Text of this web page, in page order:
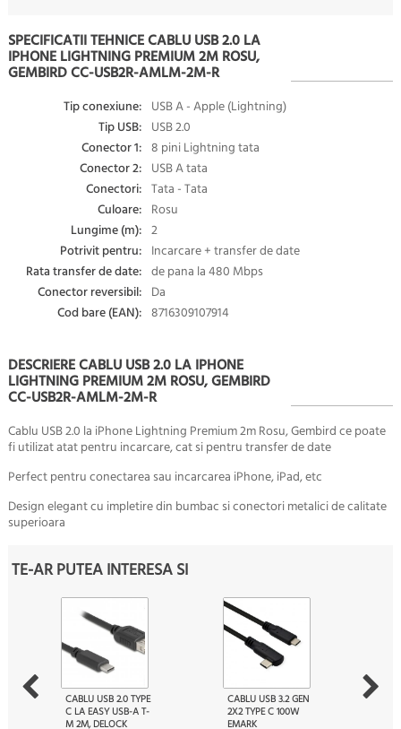
SPECIFICATII TEHNICE CABLU USB 2.0 LA
IPHONE LIGHTNING PREMIUM 2M ROSU,
GEMBIRD CC-USB2R-AMLM-2M-R
Tip conexiune: USB A - Apple (Lightning)
Tip USB: USB 2.0
Conector 1: 8 pini Lightning tata
Conector 2: USB A tata
Conectori: Tata - Tata
Culoare: Rosu
Lungime (m): 2
Potrivit pentru: Incarcare + transfer de date
Rata transfer de date: de pana la 480 Mbps
Conector reversibil: Da
Cod bare (EAN): 8716309107914
DESCRIERE CABLU USB 2.0 LA IPHONE
LIGHTNING PREMIUM 2M ROSU, GEMBIRD
CC-USB2R-AMLM-2M-R
Cablu USB 2.0 la iPhone Lightning Premium 2m Rosu, Gembird ce poate
fi utilizat atat pentru incarcare, cat si pentru transfer de date
Perfect pentru conectarea sau incarcarea iPhone, iPad, etc
Design elegant cu impletire din bumbac si conectori metalici de calitate
superioara
TE-AR PUTEA INTERESA SI
CABLU USB 2.0 TYPE
C LA EASY USB-A T-
M 2M, DELOCK
CABLU USB 3.2 GEN
2X2 TYPE C 100W
EMARK